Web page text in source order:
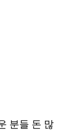
분들 돈 많